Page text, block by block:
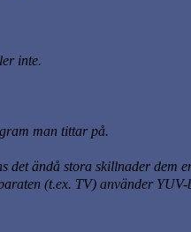
inte.
man tittar på.
det ändå stora skillnader dem
(t.ex. TV) använder